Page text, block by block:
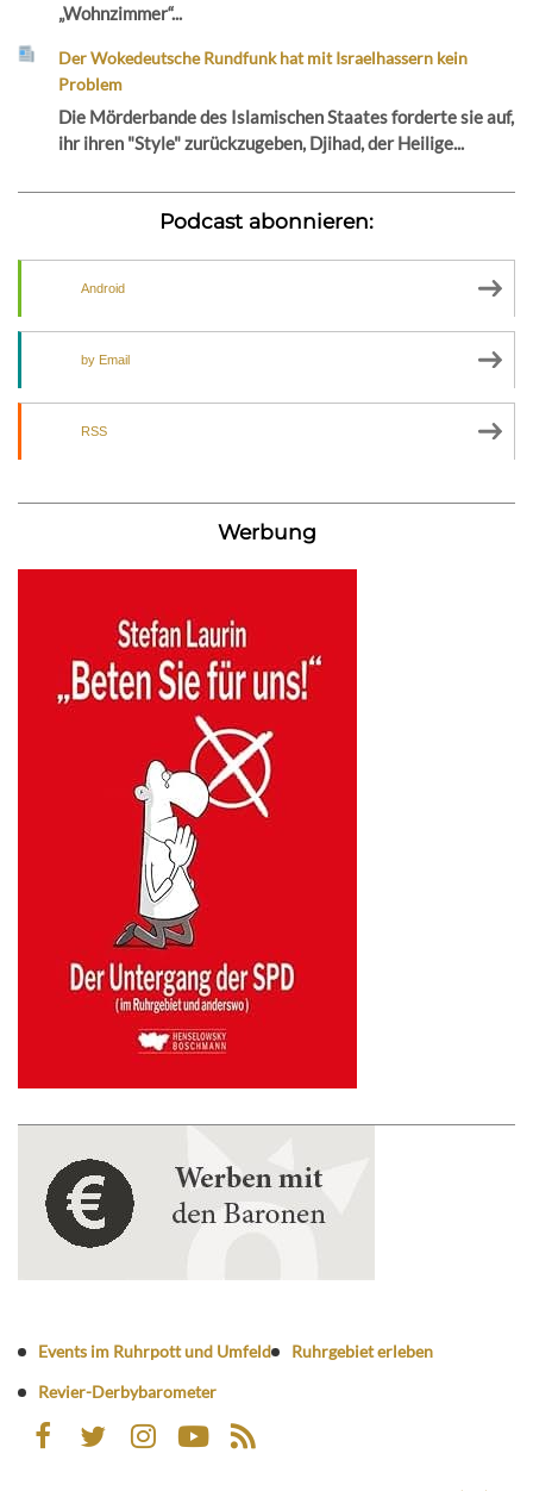
„Wohnzimmer“...
Der Wokedeutsche Rundfunk hat mit Israelhassern kein
Problem
Die Mörderbande des Islamischen Staates forderte sie auf,
ihr ihren "Style" zurückzugeben, Djihad, der Heilige...
Podcast abonnieren:
Android
by Email
RSS
Werbung
Events im Ruhrpott und Umfeld
Ruhrgebiet erleben
Revier-Derbybarometer